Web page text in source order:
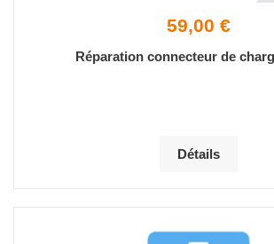
59,00 €
Réparation connecteur de
Détails